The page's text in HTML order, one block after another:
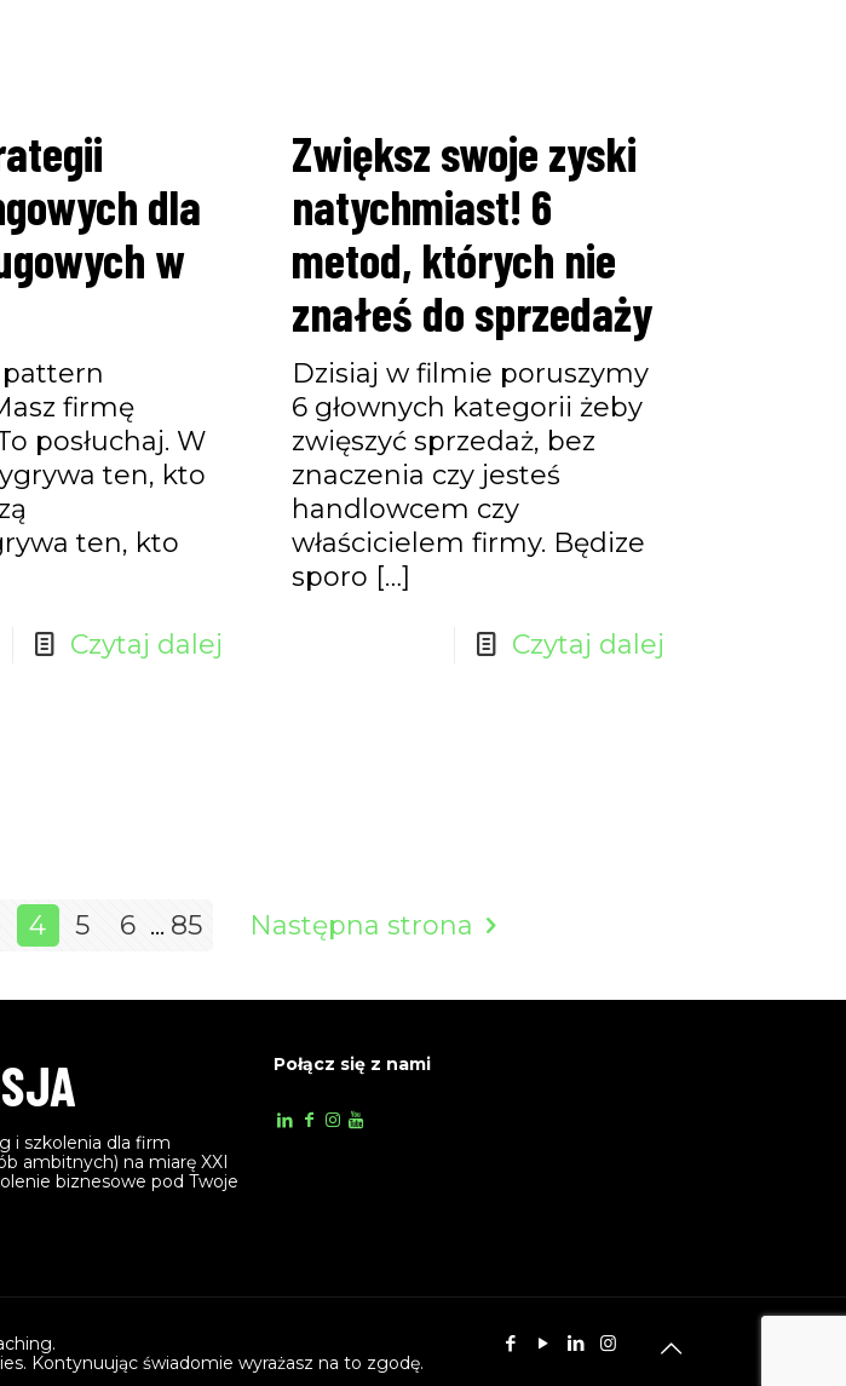
dla
w
pattern
firmę
posłuchaj. W
ten, kto
ten, kto
Czytaj dalej
Zwiększ swoje zyski
natychmiast! 6
metod, których nie
znałeś do sprzedaży
Dzisiaj w filmie poruszymy
6 głownych kategorii żeby
zwięszyć sprzedaż, bez
znaczenia czy jesteś
handlowcem czy
właścicielem firmy. Będize
sporo […]
Czytaj dalej
4 5 6 ... 85 Następna strona
i szkolenia dla firm
ambitnych) na miarę XXI
biznesowe pod Twoje
Połącz się z nami
Kontynuując świadomie wyrażasz na to zgodę.